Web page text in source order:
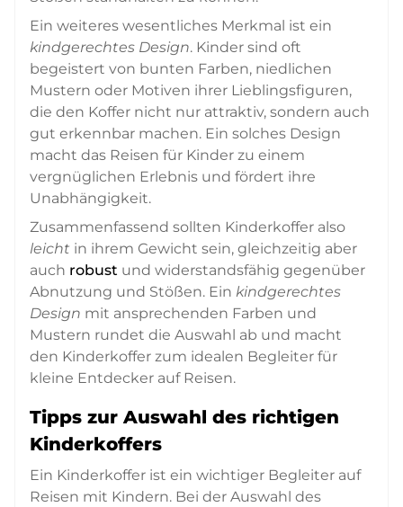
Ein weiteres wesentliches Merkmal ist ein
kindgerechtes Design. Kinder sind oft
begeistert von bunten Farben, niedlichen
Mustern oder Motiven ihrer Lieblingsfiguren,
die den Koffer nicht nur attraktiv, sondern auch
gut erkennbar machen. Ein solches Design
macht das Reisen für Kinder zu einem
vergnüglichen Erlebnis und fördert ihre
Unabhängigkeit.
Zusammenfassend sollten Kinderkoffer also
leicht in ihrem Gewicht sein, gleichzeitig aber
auch robust und widerstandsfähig gegenüber
Abnutzung und Stößen. Ein kindgerechtes
Design mit ansprechenden Farben und
Mustern rundet die Auswahl ab und macht
den Kinderkoffer zum idealen Begleiter für
kleine Entdecker auf Reisen.
Tipps zur Auswahl des richtigen
Kinderkoffers
Ein Kinderkoffer ist ein wichtiger Begleiter auf
Reisen mit Kindern. Bei der Auswahl des